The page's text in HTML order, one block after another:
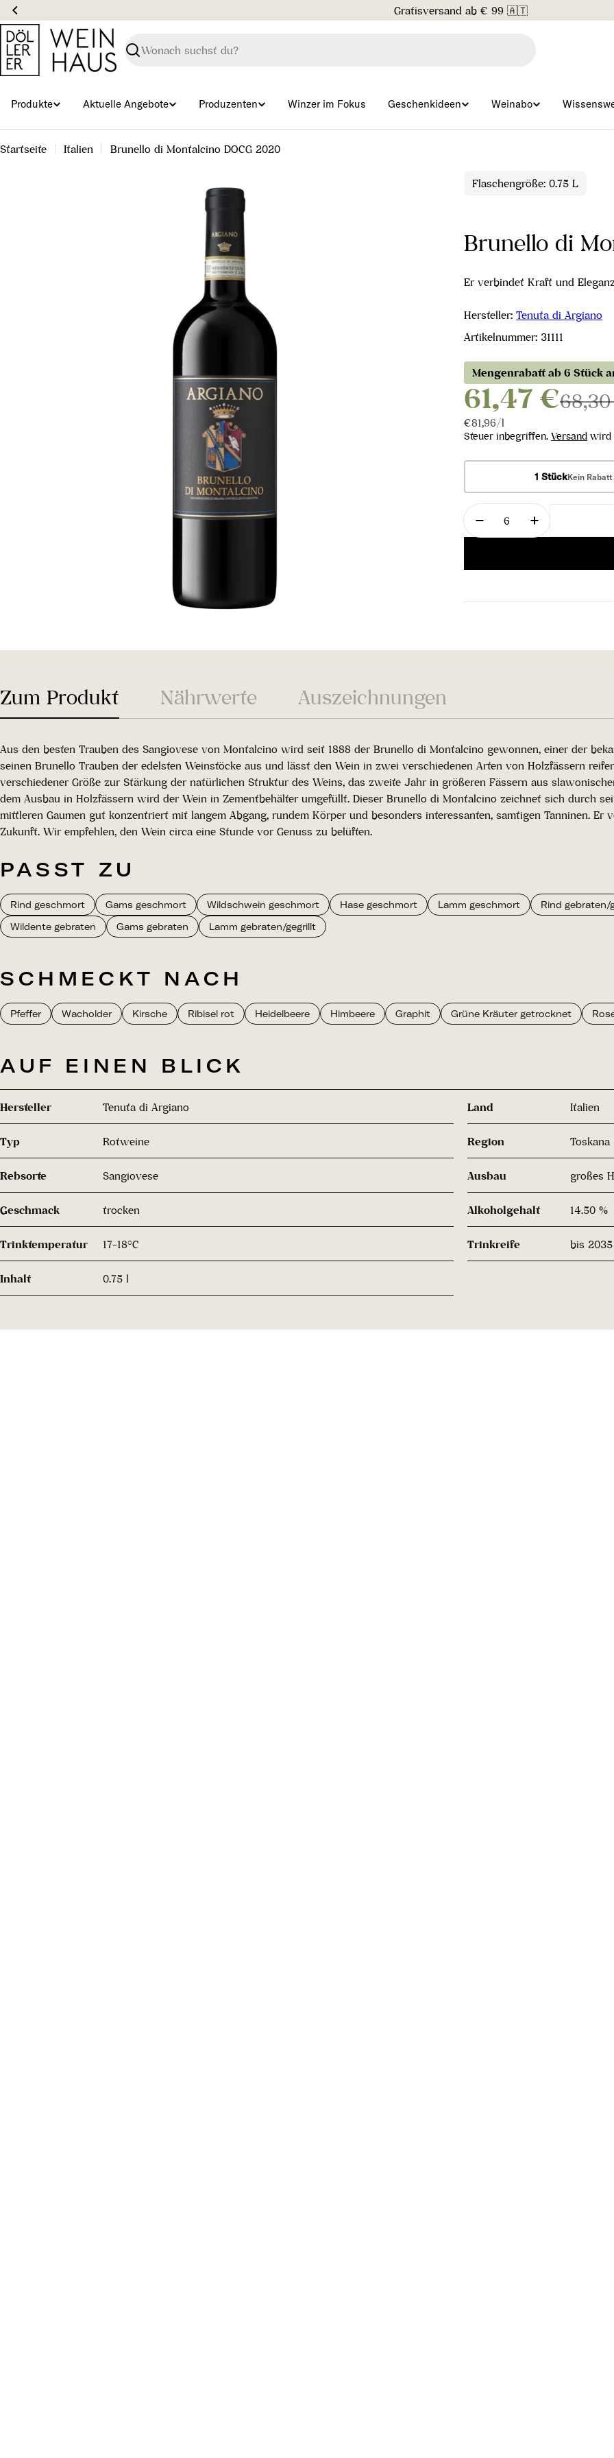
Zum
Inhalt
springen
Gratisversand ab € 99 🇦🇹
Suchen
Produkte Aktuelle Angebote Produzenten Winzer im Fokus Geschenkideen Weinabo
Startseite Italien Brunello di Montalcino DOCG 2020
Flaschengröße: 0.75 L
Brunello di
Er verbindet Kraft und
Hersteller: Tenuta di Argiano
Artikelnummer: 31111
Mengenrabatt ab 6 Stück
61,47 €
Stückpreis
€81,96/pro
l
Steuer inbegriffen. Versand wird
1 StückKein Rabatt
Menge
Menge für Brunello di
Menge für
Zum Produkt Nährwerte Auszeichnungen
Aus den besten Trauben des Sangiovese von Montalcino wird seit 1888 der Brunello di Montalcino gewonnen, einer der
seinen Brunello Trauben der edelsten Weinstöcke aus und lässt den Wein in zwei verschiedenen Arten von Holzfässern
verschiedener Größe zur Stärkung der natürlichen Struktur des Weins, das zweite Jahr in größeren Fässern aus
dem Ausbau in Holzfässern wird der Wein in Zementbehälter umgefüllt. Dieser Brunello di Montalcino zeichnet sich durch
mittleren Gaumen gut konzentriert mit langem Abgang, rundem Körper und besonders interessanten, samtigen Tanninen.
Zukunft. Wir empfehlen, den Wein circa eine Stunde vor Genuss zu belüften.
PASST ZU
Rind geschmort Gams geschmort Wildschwein geschmort Hase geschmort Lamm geschmort Rind gebraten/
Wildente gebraten
Gams gebraten Lamm gebraten/gegrillt
SCHMECKT NACH
Pfeffer Wacholder Kirsche Ribisel rot Heidelbeere Himbeere Graphit Grüne Kräuter getrocknet
AUF EINEN BLICK
Hersteller Tenuta di Argiano Land Italien
Typ Rotweine Region Toskana
Rebsorte Sangiovese Ausbau großes
Geschmack trocken Alkoholgehalt 14.50 %
Trinktemperatur 17-18°C Trinkreife bis 2035
Inhalt 0.75 l